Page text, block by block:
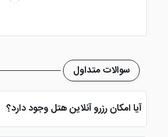
سوالات متداول
آیا امکان رزرو آنلاین هتل وجود دارد؟
بله، با انتخاب تاریخ ورود و خروج، نوع